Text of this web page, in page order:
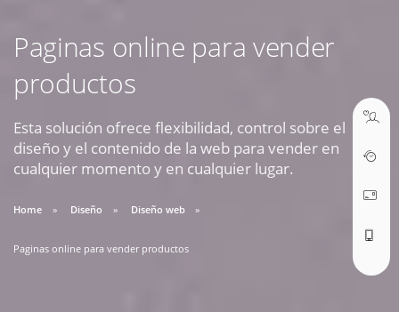
Paginas online para vender
productos
Esta solución ofrece flexibilidad, control sobre el
diseño y el contenido de la web para vender en
cualquier momento y en cualquier lugar.
Home Diseño Diseño web
Paginas online para vender productos
09:30 AM A 18:30 PM
soporte@webseo.cl
ABRIR TICKET